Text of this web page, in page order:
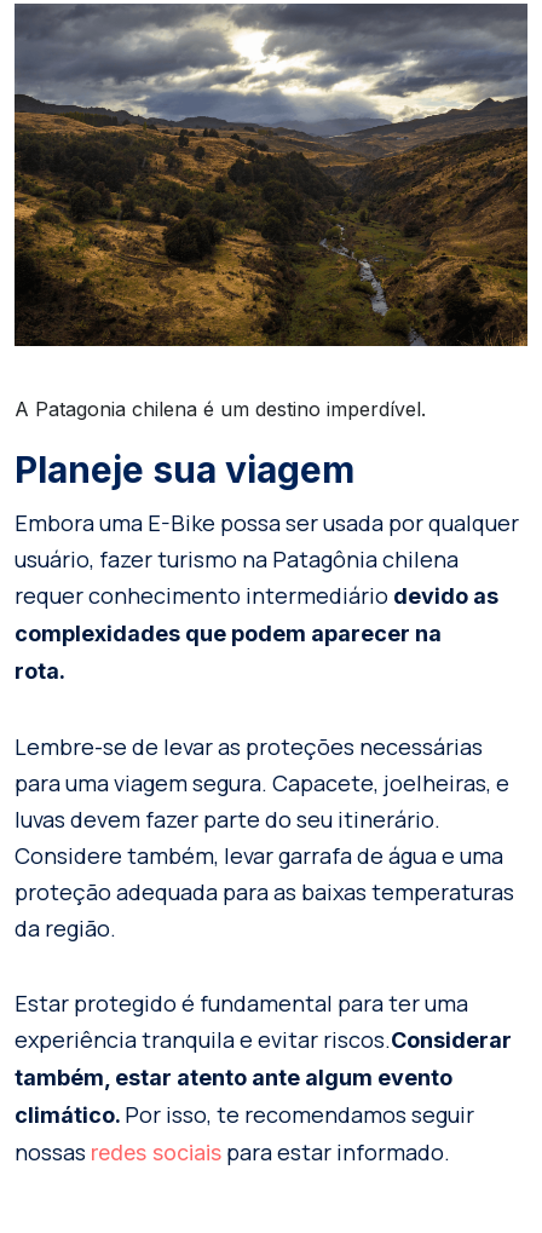
A Patagonia chilena é um destino imperdível.
Planeje sua viagem
Embora uma E-Bike possa ser usada por qualquer
usuário, fazer turismo na Patagônia chilena
requer conhecimento intermediário devido as
complexidades que podem aparecer na
rota.
Lembre-se de levar as proteções necessárias
para uma viagem segura. Capacete, joelheiras, e
luvas devem fazer parte do seu itinerário.
Considere também, levar garrafa de água e uma
proteção adequada para as baixas temperaturas
da região.
Estar protegido é fundamental para ter uma
experiência tranquila e evitar riscos.Considerar
também, estar atento ante algum evento
climático. Por isso, te recomendamos seguir
nossas redes sociais para estar informado.